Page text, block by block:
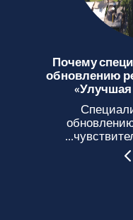
Почему
обновлению
«Улучшая